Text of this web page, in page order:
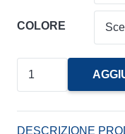
COLORE
Confezionata
Kara
DESCRIZIONE